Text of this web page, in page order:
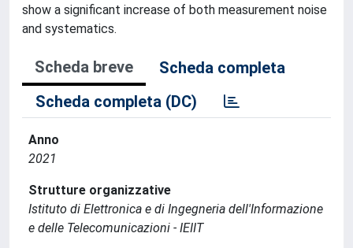
show a significant increase of both measurement noise
and systematics.
Scheda breve
Scheda completa
Scheda completa (DC)
Anno
2021
Strutture organizzative
Istituto di Elettronica e di Ingegneria dell'Informazione
e delle Telecomunicazioni - IEIIT